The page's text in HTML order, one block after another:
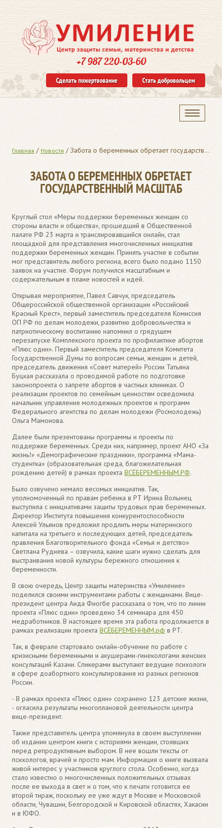
+7 987 220-03-60
Стать добровольцем
Сделать пожертвование
Главная / Новости / Забота о беременных обретает государственный масштаб
ЗАБОТА О БЕРЕМЕННЫХ ОБРЕТАЕТ
ГОСУДАРСТВЕННЫЙ МАСШТАБ
Круглый стол «Меры поддержки беременных женщин со
стороны власти и общества», прошедший в Общественной
палате РФ 23 марта и транслировавшийся онлайн, стал
площадкой для представления многочисленных инициатив
поддержки беременных женщин. Принять участие в событии
мог представитель любого региона, всего было подано 1150
заявок на участие. Форум получился масштабным и
содержательным в плане новостей и идей.
Открывая мероприятие, Павел Савчук, председатель
Общероссийской общественной организации «Российский
Красный Крест», первый заместитель председателя Комиссия
ОП РФ по делам молодежи, развитию добровольчества и
патриотическому воспитанию напомнил о грядущем
перезапуске Комплексного проекта по профилактике абортов
«Плюс один». Первый заместитель председателя Комитета
Государственной Думы по вопросам семьи, женщин и детей,
председатель движения «Совет матерей» России Татьяна
Буцкая рассказала о проводимой работе по подготовке
законопроекта о запрете абортов в частных клиниках. О
реализации проектов по семейным ценностям осведомила
начальник управления молодежных проектов и программ
Федерального агентства по делам молодежи (Росмолодежь)
Ольга Мамонова.
Далее были презентованы программы и проекты по
поддержке беременных. Среди них, например, проект АНО «За
жизнь!» «Демографические праздники», программа «Мама-
студентка» (образовательная среда, благожелательная
рождению детей) в рамках проекта ВСЁБЕРЕМЕННЫМ.РФ.
Было озвучено немало весомых инициатив. Так,
уполномоченный по правам ребенка в РТ Ирина Волынец
выступила с инициативами защиты трудовых прав беременных.
Директор Института повышения конкурентоспособности
Алексей Ульянов предложил продлить меры материнского
капитала на третьего и последующих детей, председатель
правления Благотворительного фонда «Семья и детство»
Светлана Руднева – озвучила, какие шаги нужно сделать для
выстраивания новой культуры бережного отношения к
беременности.
В свою очередь, Центр защиты материнства «Умиление»
поделился своими инструментами работы с женщинами. Вице-
президент центра Аида Фиогбе рассказала о том, что по линии
проекта «Плюс один» проведено 34 семинара для 450
медработников. В настоящее время эта работа продолжается в
рамках реализации проекта ВСЁБЕРЕМЕННЫМ.рф в РТ.
Так, в феврале стартовало онлайн-обучение по работе с
кризисными беременными и акушерами-гинекологами женских
консультаций Казани. Спикерами выступают ведущие психологи
в сфере доабортного консультирования из разных регионов
России.
- В рамках проекта «Плюс один» сохранено 123 детские жизни,
- огласила результаты многоплановой деятельности центра
вице-президент.
Также представитель центра упомянула в своем выступлении
об издании центром книги с историями женщин, стоявших
перед репродуктивным выбором. В нее вошли тексты от
психологов, врачей и просто мам. Информация о книге вызвала
живой интерес у участников круглого стола. Особенно, когда
стало известно о многочисленных положительных отзывах
после ее выхода в свет и о том, что к печати готовится ее
второй тираж, поскольку ее уже ждут в Москве и Московской
области, Чувашии, Белгородской и Кировской областях, Хакасии
и в ЮФО.